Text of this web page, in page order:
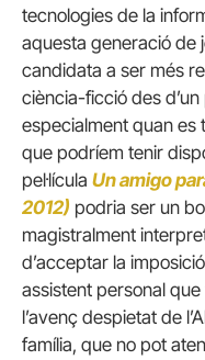
tecnologies de la
aquesta generació de
candidata a ser més
ciència-ficció des
especialment quan
que podríem tenir
pel·lícula Un amigo
2012) podria ser un
magistralment
d’acceptar la
assistent personal que
l’avenç despietat de
família, que no pot